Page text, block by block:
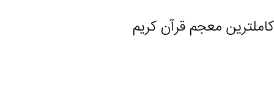
کاملترین معجم قرآن کریم